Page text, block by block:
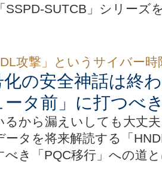
SSPD-SUTCB」シリーズ
攻撃」というサイバー時
化の安全神話は終
ータ前」に打つべ
るから漏えいしても大丈
ータを将来解読する「
べき「PQC移行」への道